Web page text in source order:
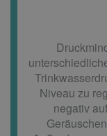
Niveau zu
negativ